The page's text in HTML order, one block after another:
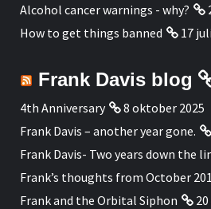
Alcohol cancer warnings - why?
How to get things banned
17
Frank Davis blog
4th Anniversary
8 oktober 2025
Frank Davis – another year gone.
Frank Davis- Two years down the
Frank’s thoughts from October
Frank and the Orbital Siphon